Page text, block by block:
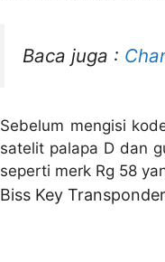
Baca juga :
Sebelum mengisi
satelit palapa D dan
seperti merk Rg 58
Biss Key